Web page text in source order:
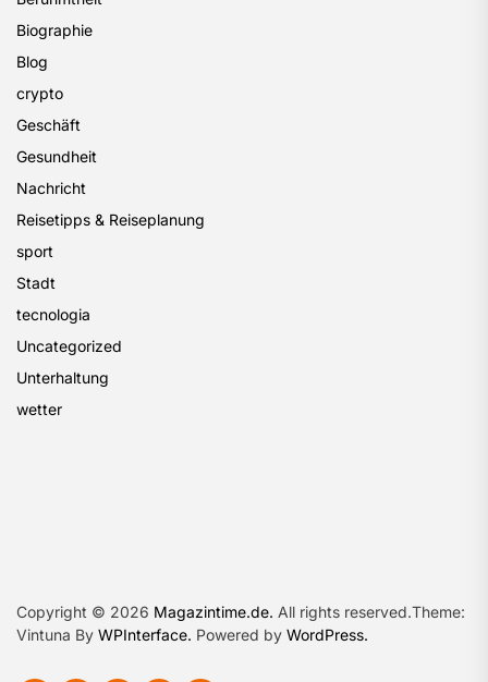
Biographie
Blog
crypto
Geschäft
Gesundheit
Nachricht
Reisetipps & Reiseplanung
sport
Stadt
tecnologia
Uncategorized
Unterhaltung
wetter
Copyright © 2026 Magazintime.de. All rights reserved.Theme:
Vintuna By WPInterface. Powered by WordPress.